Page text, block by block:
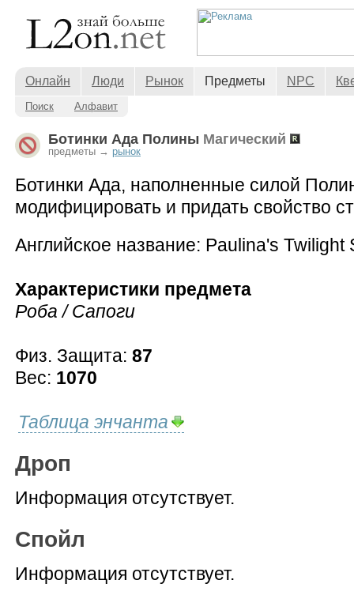
Онлайн Люди Рынок Предметы NPC
Поиск Алфавит
Ботинки Ада Полины Магический
предметы → рынок
Ботинки Ада, наполненные силой
модифицировать и придать свойство
Английское название: Paulina's Twilight
Характеристики предмета
Роба / Сапоги
Физ. Защита: 87
Вес: 1070
Таблица энчанта
Дроп
Информация отсутствует.
Спойл
Информация отсутствует.